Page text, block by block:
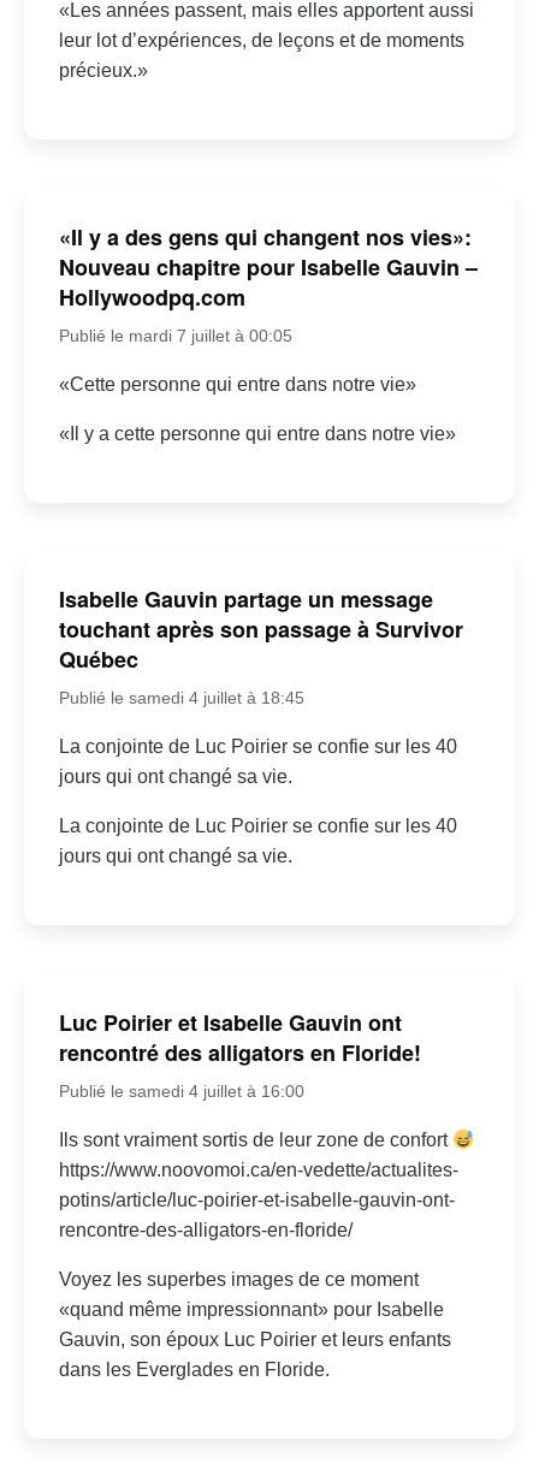
«Les années passent, mais elles apportent aussi
leur lot d’expériences, de leçons et de moments
précieux.»
«Il y a des gens qui changent nos vies»:
Nouveau chapitre pour Isabelle Gauvin –
Hollywoodpq.com
Publié le mardi 7 juillet à 00:05
«Cette personne qui entre dans notre vie»
«Il y a cette personne qui entre dans notre vie»
Isabelle Gauvin partage un message
touchant après son passage à Survivor
Québec
Publié le samedi 4 juillet à 18:45
La conjointe de Luc Poirier se confie sur les 40
jours qui ont changé sa vie.
La conjointe de Luc Poirier se confie sur les 40
jours qui ont changé sa vie.
Luc Poirier et Isabelle Gauvin ont
rencontré des alligators en Floride!
Publié le samedi 4 juillet à 16:00
Ils sont vraiment sortis de leur zone de confort
https://www.noovomoi.ca/en-vedette/actualites-
potins/article/luc-poirier-et-isabelle-gauvin-ont-
rencontre-des-alligators-en-floride/
Voyez les superbes images de ce moment
«quand même impressionnant» pour Isabelle
Gauvin, son époux Luc Poirier et leurs enfants
dans les Everglades en Floride.